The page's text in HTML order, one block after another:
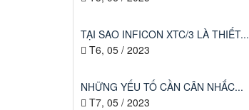
TẠI SAO INFICON XTC/3 LÀ THIẾT...
T6, 05 / 2023
NHỮNG YẾU TỐ CẦN CÂN NHẮC...
T7, 05 / 2023